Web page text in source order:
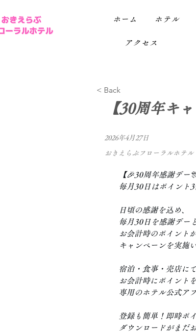
ホーム ホテル
アクセス
< Back
【30周年キ
2026年4月27日
おきえらぶフローラルホテル
【🎉30周年感謝デー
毎月30日はポイント
日頃の感謝を込め、
毎月30日を感謝デー
お会計時のポイント
キャンペーンを実施
宿泊・食事・売店に
お会計時にポイント
専用のホテル公式ア
登録も簡単！即時ポ
ダウンロードがまだ